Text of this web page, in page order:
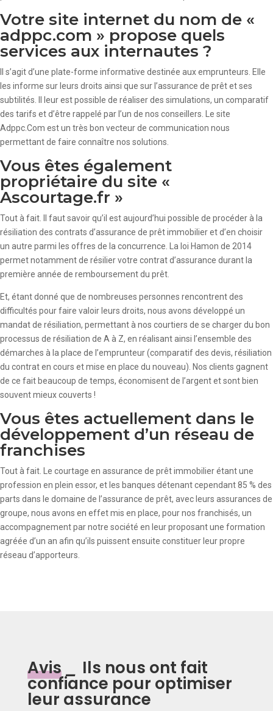
Votre site internet du nom de «
adppc.com » propose quels
services aux internautes ?
Il s’agit d’une plate-forme informative destinée aux emprunteurs. Elle
les informe sur leurs droits ainsi que sur l’assurance de prêt et ses
subtilités. Il leur est possible de réaliser des simulations, un comparatif
des tarifs et d’être rappelé par l’un de nos conseillers. Le site
Adppc.Com est un très bon vecteur de communication nous
permettant de faire connaître nos solutions.
Vous êtes également
propriétaire du site «
Ascourtage.fr »
Tout à fait. Il faut savoir qu’il est aujourd’hui possible de procéder à la
résiliation des contrats d’assurance de prêt immobilier et d’en choisir
un autre parmi les offres de la concurrence. La loi Hamon de 2014
permet notamment de résilier votre contrat d’assurance durant la
première année de remboursement du prêt.
Et, étant donné que de nombreuses personnes rencontrent des
difficultés pour faire valoir leurs droits, nous avons développé un
mandat de résiliation, permettant à nos courtiers de se charger du bon
processus de résiliation de A à Z, en réalisant ainsi l’ensemble des
démarches à la place de l’emprunteur (comparatif des devis, résiliation
du contrat en cours et mise en place du nouveau). Nos clients gagnent
de ce fait beaucoup de temps, économisent de l’argent et sont bien
souvent mieux couverts !
Vous êtes actuellement dans le
développement d’un réseau de
franchises
Tout à fait. Le courtage en assurance de prêt immobilier étant une
profession en plein essor, et les banques détenant cependant 85 % des
parts dans le domaine de l’assurance de prêt, avec leurs assurances de
groupe, nous avons en effet mis en place, pour nos franchisés, un
accompagnement par notre société en leur proposant une formation
agréée d’un an afin qu’ils puissent ensuite constituer leur propre
réseau d’apporteurs.
Avis Ils nous ont fait
confiance pour optimiser
leur assurance